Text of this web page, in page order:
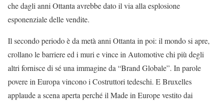
che dagli anni Ottanta avrebbe dato il via alla esplosione
esponenziale delle vendite.
Il secondo periodo è da metà anni Ottanta in poi: il mondo si apre,
crollano le barriere ed i muri e vince in Automotive chi più degli
altri fornisce di sé una immagine da “Brand Globale”. In parole
povere in Europa vincono i Costruttori tedeschi. E Bruxelles
applaude a scena aperta perché il Made in Europe vestito dai